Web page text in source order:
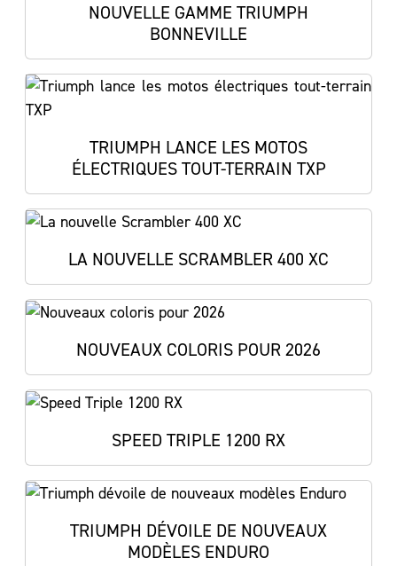
NOUVELLE GAMME TRIUMPH
BONNEVILLE
TRIUMPH LANCE LES MOTOS
ÉLECTRIQUES TOUT-TERRAIN TXP
LA NOUVELLE SCRAMBLER 400 XC
NOUVEAUX COLORIS POUR 2026
SPEED TRIPLE 1200 RX
TRIUMPH DÉVOILE DE NOUVEAUX
MODÈLES ENDURO